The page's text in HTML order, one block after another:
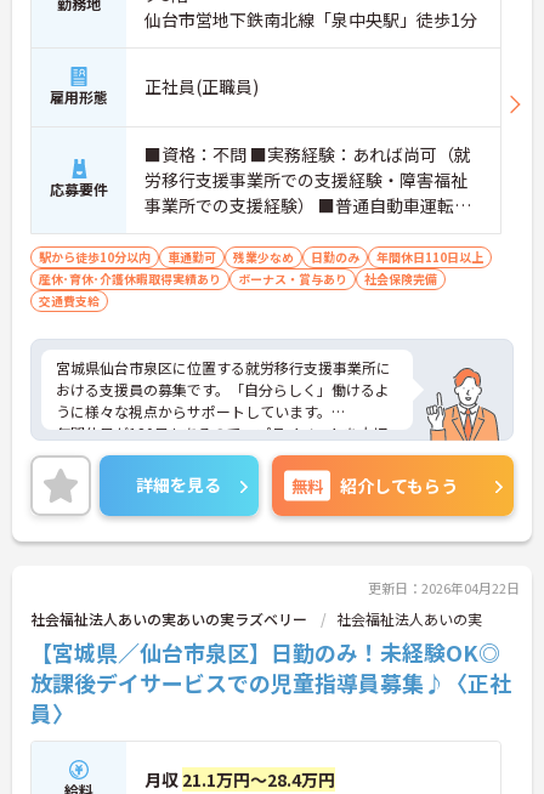
ただけます。
・グループホーム一棟あたりの入居者様20名定員を
配置や夜間複数名体制が敷かれているため、業務に
追われることなくご利用者様のペースに合わせたサ
ポートが可能です。施設も専用設計で働きやすく、
ご自身の理想とする福祉を実践できる環境が整って
います。
仙台市営地下鉄南北線「泉中央駅」徒歩1分
雇用形態 正社員(正職員)
応募要件
■資格：不問 ■実務経験：あれば尚可（就
労移行支援事業所での支援経験・障害福祉
事業所での支援経験） ■普通自動車運転免
許（AT限定可）：あれば尚可
駅から徒歩10分以内 車通勤可 残業少なめ 日勤のみ
年間休日110日以上
産休･育休･介護休暇取得実績あり
ボーナス・賞与あり
社会保険完備
交通費支給
宮城県仙台市泉区に位置する就労移行支援事業所に
おける支援員の募集です。「自分らしく」働けるよ
うに様々な視点からサポートしています。
年間休日が120日もあるので、プライベートを大切
にしながらご勤務いただけます。
ご興味のある方には、面接対策ポイントなど、さら
に詳細をお話しいたしますのでお気軽にご相談くだ
さい！
詳細を見る 無料 紹介してもらう
更新日：2026年04月22日
社会福祉法人あいの実あいの実ラズベリー 社会福祉法人あいの実
【宮城県／仙台市泉区】日勤のみ！未経験OK◎
放課後デイサービスでの児童指導員募集♪〈正社
員〉
月収 21.1万円～28.4万円